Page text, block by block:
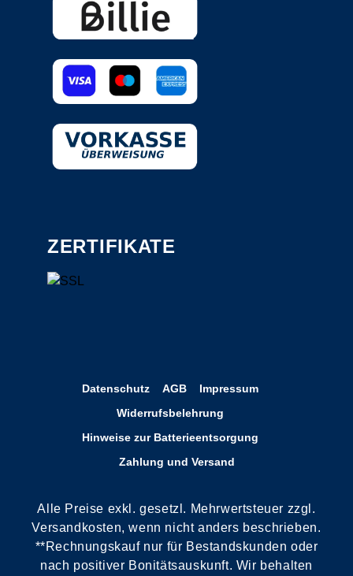
ZERTIFIKATE
Datenschutz AGB
Impressum
Widerrufsbelehrung
Hinweise zur Batterieentsorgung
Zahlung und Versand
Alle Preise exkl. gesetzl. Mehrwertsteuer zzgl.
Versandkosten, wenn nicht anders beschrieben.
**Rechnungskauf nur für Bestandskunden oder
nach positiver Bonitätsauskunft. Wir behalten